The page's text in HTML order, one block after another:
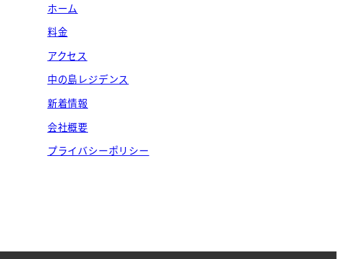
ホーム
料金
アクセス
中の島レジデンス
新着情報
会社概要
プライバシーポリシー